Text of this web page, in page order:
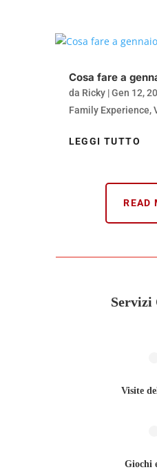
Cosa fare a
da Ricky|Gen 12,
Family Experience,
LEGGI TUTTO
READ
Visite
Giochi